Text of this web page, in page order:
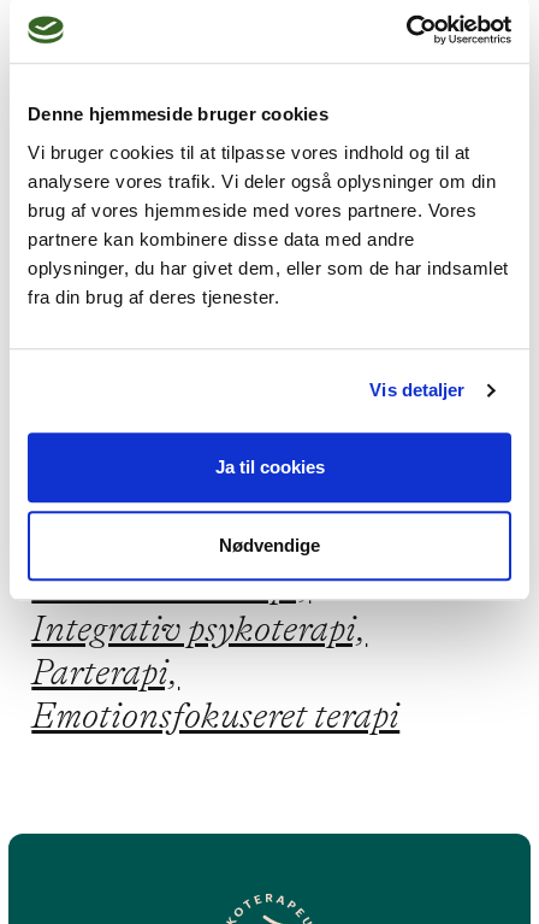
Denne hjemmeside bruger cookies
Vi bruger cookies til at tilpasse vores indhold og til at
analysere vores trafik. Vi deler også oplysninger om din
brug af vores hjemmeside med vores partnere. Vores
partnere kan kombinere disse data med andre
oplysninger, du har givet dem, eller som de har indsamlet
fra din brug af deres tjenester.
Vis detaljer
Ja til cookies
Nødvendige
vejen igennem din udviklingsproces.
Jeg kan hjælpe dig med
Traumer og chok, Livskriser,
Stress, Sorg, Angst
Jeg praktiserer følgende
terapiformer
Neuroaffektiv terapi,
Eksistentiel terapi,
Integrativ psykoterapi,
Parterapi,
Emotionsfokuseret terapi